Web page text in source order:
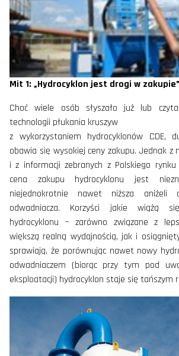
Mit 1: „Hydrocyklon jest drogi w zakupie”
Choć wiele osób słyszało już lub
technologii płukania kruszyw
z wykorzystaniem hydrocyklonów CDE,
obawia się wysokiej ceny zakupu. Jednak z
i z informacji zebranych z Polskiego
cena zakupu hydrocyklonu jest
niejednokrotnie nawet niższa aniżeli
odwadniacza. Korzyści jakie wiążą
hydrocyklonu – zarówno związane z
większą realną wydajnością, jak i
sprawiają, że porównując nawet nowy
odwadniaczem (biorąc przy tym pod
eksploatacji) hydrocyklon staje się tańszym